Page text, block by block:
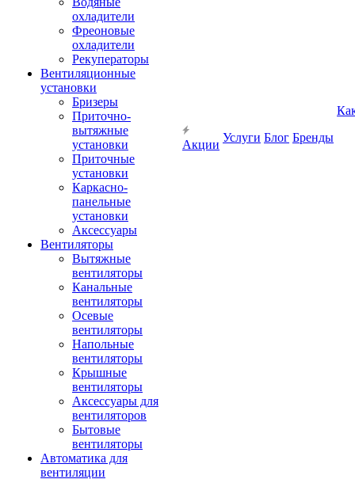
охладители
Фреоновые
охладители
Рекуператоры
Вентиляционные
установки
Бризеры
Приточно-
вытяжные
установки
Приточные
установки
Каркасно-
панельные
установки
Аксессуары
Вентиляторы
Вытяжные
вентиляторы
Канальные
вентиляторы
Осевые
вентиляторы
Напольные
вентиляторы
Крышные
вентиляторы
Аксессуары для
вентиляторов
Бытовые
вентиляторы
Автоматика для
вентиляции
Акции
Услуги Блог Бренды